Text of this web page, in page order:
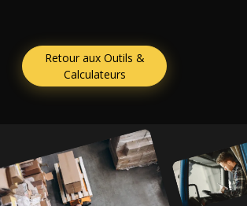
Retour aux Outils &
Calculateurs